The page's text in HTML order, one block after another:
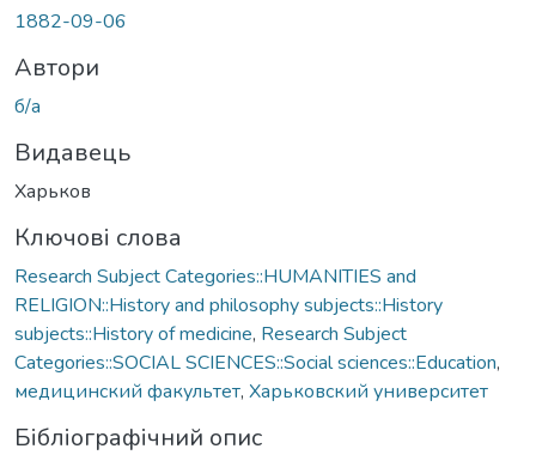
1882-09-06
Автори
б/а
Видавець
Харьков
Ключові слова
Research Subject Categories::HUMANITIES and
RELIGION::History and philosophy subjects::History
subjects::History of medicine, Research Subject
Categories::SOCIAL SCIENCES::Social sciences::Education,
медицинский факультет, Харьковский университет
Бібліографічний опис